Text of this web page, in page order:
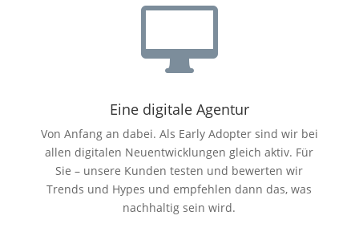

Eine digitale Agentur
Von Anfang an dabei. Als Early Adopter sind wir bei
allen digitalen Neuentwicklungen gleich aktiv. Für
Sie – unsere Kunden testen und bewerten wir
Trends und Hypes und empfehlen dann das, was
nachhaltig sein wird.